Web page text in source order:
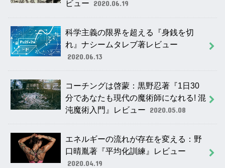
ビュー 2020.06.19
科学主義の限界を超える『身銭を切
れ』ナシームタレブ著レビュー
2020.06.13
コーチングは啓蒙：黒野忍著『1日30
分であなたも現代の魔術師になれる! 混
沌魔術入門』レビュー 2020.05.08
エネルギーの流れが存在を変える：野
口晴胤著『平均化訓練』レビュー
2020.04.19